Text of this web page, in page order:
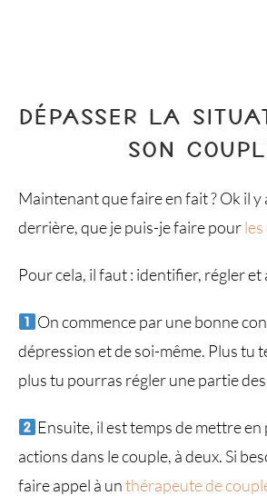
DÉPASSER LA
SON
Maintenant que faire en fait ? Ok il y
derrière, que je puis-je faire pour
Pour cela, il faut : identifier, régler et
On commence par une bonne
dépression et de soi-même. Plus tu
plus tu pourras régler une partie
Ensuite, il est temps de mettre en
actions dans le couple, à deux. Si
faire appel à unthérapeute de